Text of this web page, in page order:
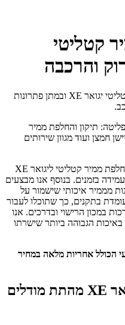
קטליטי
מוסך המפלט מתמחה בהחלפת ממיר קטליטי יגואר XE ובמתן פתרונות
תיקון והחלפת ממיר
חמצן ועוד מגוון שירותים
במוסך המפלט תיהנו משירות שיפוץ / החלפת ממיר קטליטי ליגואר XE
בזמנים. בנוסף אנו מבצעים
מממיר איכותי שישמור על
בתקנים, כך שתוכלו לעבור
במכון הרישוי ובדרכים. אנו
הגבוהה ביותר שישרתו
הכולל אחריות מלאה במחיר
החלפת ממיר קטליטי ליגואר XE מהתת מודלים